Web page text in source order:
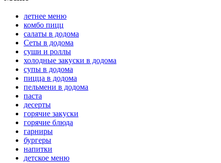
летнее меню
комбо пицц
салаты в додома
Сеты в додома
суши и роллы
холодные закуски в додома
супы в додома
пицца в додома
пельмени в додома
паста
десерты
горячие закуски
горячие блюда
гарниры
бургеры
напитки
детское меню